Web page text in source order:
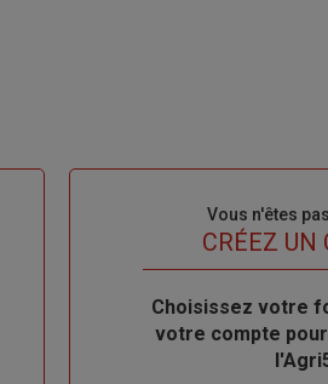
Vous n'êtes
TITRECRÉEZ UN
Body
Choisissez votre
votre compte